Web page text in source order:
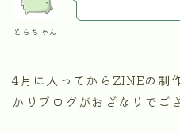
とらちゃん
4月に入ってからZINEの制
かりブログがおざなりでご